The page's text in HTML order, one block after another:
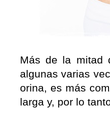
Más de la mitad
algunas varias
orina, es más
larga y, por lo